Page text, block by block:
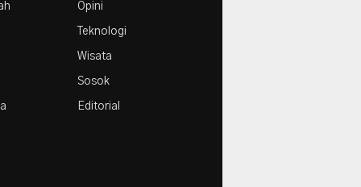
Opini
Teknologi
Wisata
Sosok
Editorial